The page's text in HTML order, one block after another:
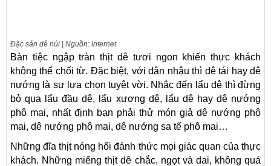
Đặc sản dê núi | Nguồn: Internet
Bàn tiệc ngập tràn thịt dê tươi ngon khiến thực khách
không thể chối từ. Đặc biệt, với dân nhậu thì dê tái hay dê
nướng là sự lựa chọn tuyệt vời. Nhắc đến lẩu dê thì đừng
bỏ qua lẩu đầu dê, lẩu xương dê, lẩu dê hay dê nướng
phô mai, nhất định bạn phải thử món giả dê nướng phô
mai, dê nướng phô mai, dê nướng sa tế phô mai…
Những đĩa thịt nóng hổi đánh thức mọi giác quan của thực
khách. Những miếng thịt dê chắc, ngọt và dai, không quá